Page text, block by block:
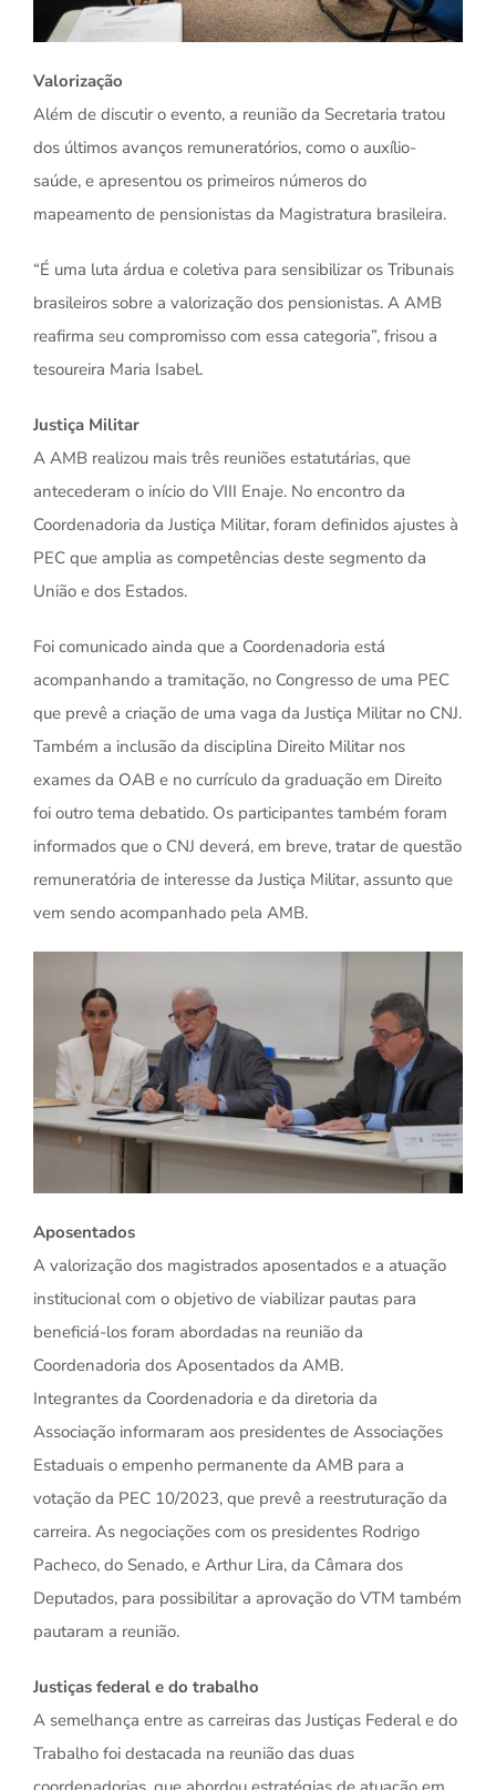
Valorização
Além de discutir o evento, a reunião da Secretaria tratou
dos últimos avanços remuneratórios, como o auxílio-
saúde, e apresentou os primeiros números do
mapeamento de pensionistas da Magistratura brasileira.
“É uma luta árdua e coletiva para sensibilizar os Tribunais
brasileiros sobre a valorização dos pensionistas. A AMB
reafirma seu compromisso com essa categoria”, frisou a
tesoureira Maria Isabel.
Justiça Militar
A AMB realizou mais três reuniões estatutárias, que
antecederam o início do VIII Enaje. No encontro da
Coordenadoria da Justiça Militar, foram definidos ajustes à
PEC que amplia as competências deste segmento da
União e dos Estados.
Foi comunicado ainda que a Coordenadoria está
acompanhando a tramitação, no Congresso de uma PEC
que prevê a criação de uma vaga da Justiça Militar no CNJ.
Também a inclusão da disciplina Direito Militar nos
exames da OAB e no currículo da graduação em Direito
foi outro tema debatido. Os participantes também foram
informados que o CNJ deverá, em breve, tratar de questão
remuneratória de interesse da Justiça Militar, assunto que
vem sendo acompanhado pela AMB.
Aposentados
A valorização dos magistrados aposentados e a atuação
institucional com o objetivo de viabilizar pautas para
beneficiá-los foram abordadas na reunião da
Coordenadoria dos Aposentados da AMB.
Integrantes da Coordenadoria e da diretoria da
Associação informaram aos presidentes de Associações
Estaduais o empenho permanente da AMB para a
votação da PEC 10/2023, que prevê a reestruturação da
carreira. As negociações com os presidentes Rodrigo
Pacheco, do Senado, e Arthur Lira, da Câmara dos
Deputados, para possibilitar a aprovação do VTM também
pautaram a reunião.
Justiças federal e do trabalho
A semelhança entre as carreiras das Justiças Federal e do
Trabalho foi destacada na reunião das duas